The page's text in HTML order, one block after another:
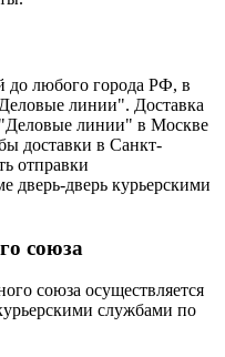
до любого города РФ, в
линии". Доставка
линии" в Москве
доставки в Санкт-
отправки
дверь-дверь курьерскими
союза
союза осуществляется
службами по